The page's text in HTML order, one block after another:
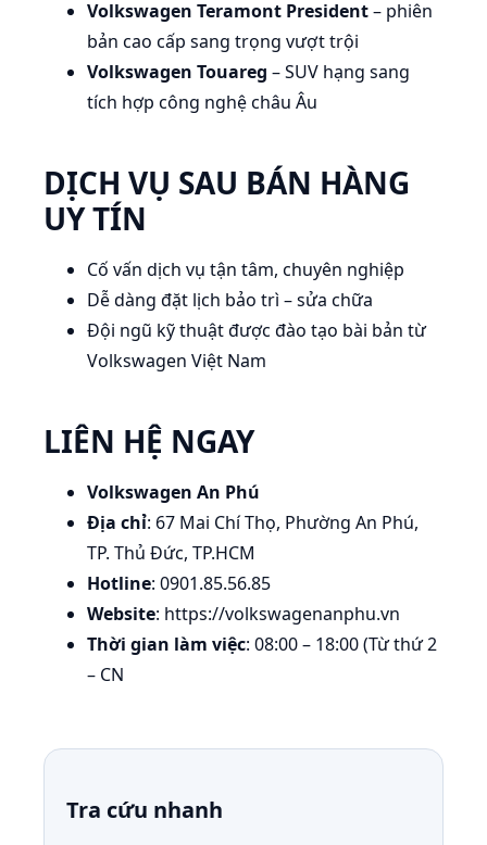
Volkswagen Teramont President– phiên
bản cao cấp sang trọng vượt trội
Volkswagen Touareg – SUV hạng sang
tích hợp công nghệ châu Âu
DỊCH VỤ SAU BÁN HÀNG
UY TÍN
Cố vấn dịch vụ tận tâm, chuyên nghiệp
Dễ dàng đặt lịch bảo trì – sửa chữa
Đội ngũ kỹ thuật được đào tạo bài bản từ
Volkswagen Việt Nam
LIÊN HỆ NGAY
Volkswagen An Phú
Địa chỉ: 67 Mai Chí Thọ, Phường An Phú,
TP. Thủ Đức, TP.HCM
Hotline: 0901.85.56.85
Website: https://volkswagenanphu.vn
Thời gian làm việc: 08:00 – 18:00 (Từ thứ 2
– CN
Tra cứu nhanh